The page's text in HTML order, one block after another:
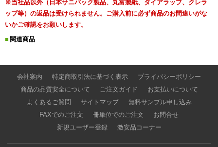
※当社品以外（日本サニパック製品、丸富製紙、ダイアラップ、クレラ
ップ等）の返品は受けられません。ご購入前に必ず商品のお間違いがな
いかご確認をお願いします。
関連商品
会社案内 特定商取引法に基づく表示
プライバシーポリシー
商品の品質安全について
ご注文ガイド
お支払いについて
よくあるご質問
サイトマップ
無料サンプル申し込み
FAXでのご注文
冊単位でのご注文
お問合せ
新規ユーザー登録
激安品コーナー